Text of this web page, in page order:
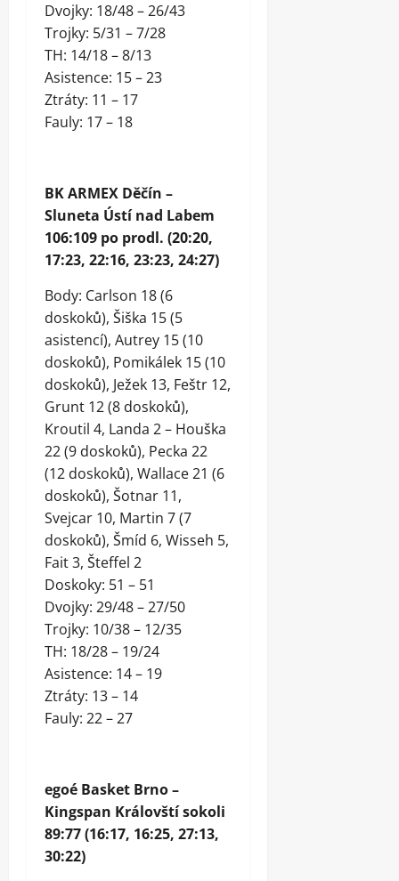
Dvojky: 18/48 – 26/43
Trojky: 5/31 – 7/28
TH: 14/18 – 8/13
Asistence: 15 – 23
Ztráty: 11 – 17
Fauly: 17 – 18
BK ARMEX Děčín –
Sluneta Ústí nad Labem
106:109 po prodl. (20:20,
17:23, 22:16, 23:23, 24:27)
Body: Carlson 18 (6
doskoků), Šiška 15 (5
asistencí), Autrey 15 (10
doskoků), Pomikálek 15 (10
doskoků), Ježek 13, Feštr 12,
Grunt 12 (8 doskoků),
Kroutil 4, Landa 2 – Houška
22 (9 doskoků), Pecka 22
(12 doskoků), Wallace 21 (6
doskoků), Šotnar 11,
Svejcar 10, Martin 7 (7
doskoků), Šmíd 6, Wisseh 5,
Fait 3, Šteffel 2
Doskoky: 51 – 51
Dvojky: 29/48 – 27/50
Trojky: 10/38 – 12/35
TH: 18/28 – 19/24
Asistence: 14 – 19
Ztráty: 13 – 14
Fauly: 22 – 27
egoé Basket Brno –
Kingspan Královští sokoli
89:77 (16:17, 16:25, 27:13,
30:22)